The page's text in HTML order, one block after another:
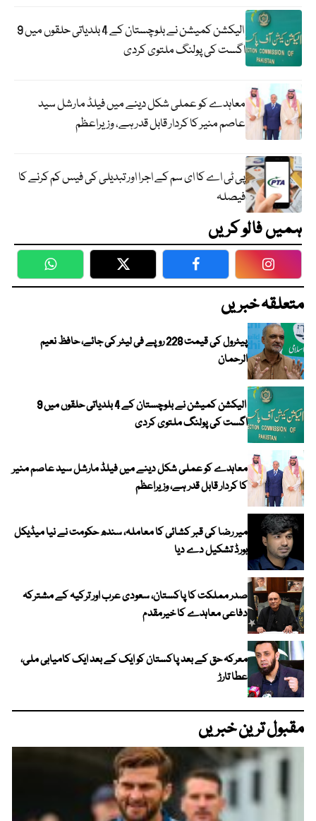
الیکشن کمیشن نے بلوچستان کے 4 بلدیاتی حلقوں میں 9
اگست کی پولنگ ملتوی کردی
معاہدے کو عملی شکل دینے میں فیلڈ مارشل سید
عاصم منیر کا کردار قابل قدر ہے، وزیراعظم
پی ٹی اے کا ای سم کے اجرا اور تبدیلی کی فیس کم کرنے کا
فیصلہ
ہمیں فالو کریں
WhatsApp Twitter Facebook
متعلقہ خبریں
پیٹرول کی قیمت 228 روپے فی لیٹر کی جائے، حافظ نعیم
الرحمان
الیکشن کمیشن نے بلوچستان کے 4 بلدیاتی حلقوں میں 9
اگست کی پولنگ ملتوی کردی
معاہدے کو عملی شکل دینے میں فیلڈ مارشل سید عاصم منیر
کا کردار قابل قدر ہے، وزیراعظم
میر رضا کی قبر کشائی کا معاملہ، سندھ حکومت نے نیا میڈیکل
بورڈ تشکیل دے دیا
صدر مملکت کا پاکستان، سعودی عرب اور ترکیہ کے مشترکہ
دفاعی معاہدے کا خیرمقدم
معرکہ حق کے بعد پاکستان کو ایک کے بعد ایک کامیابی ملی،
عطا تارڑ
مقبول ترین خبریں